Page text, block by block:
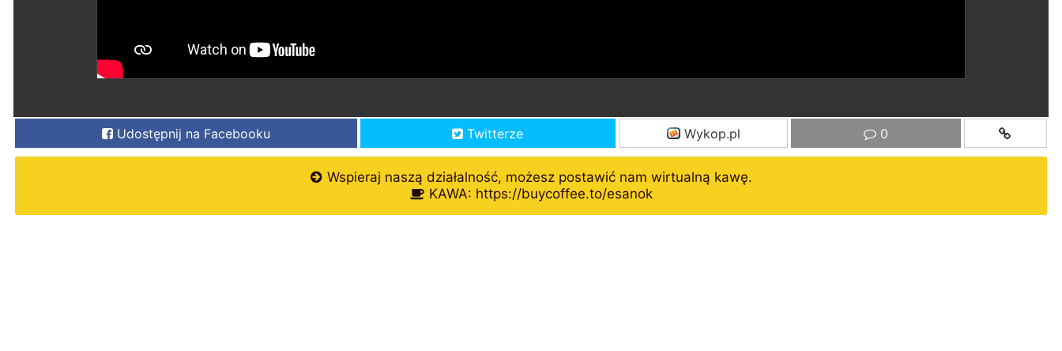
Udostępnij na Facebooku Twitterze Wykop.pl 0
Wspieraj naszą działalność, możesz postawić nam wirtualną kawę.
KAWA: https://buycoffee.to/esanok